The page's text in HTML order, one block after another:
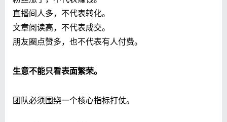
直播间人多，不代表转化。
文章阅读高，不代表成交。
朋友圈点赞多，也不代表有人付费。
生意不能只看表面繁荣。
团队必须围绕一个核心指标打仗。